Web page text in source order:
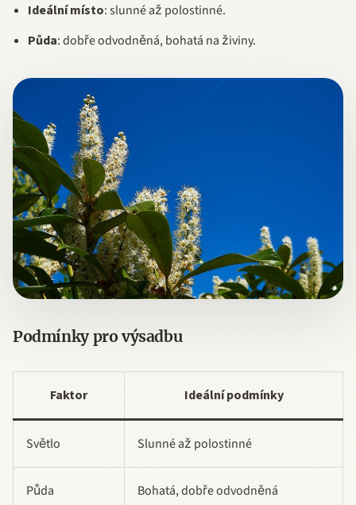
Ideální místo: slunné až polostinné.
Půda: dobře odvodněná, bohatá na živiny.
Podmínky pro výsadbu
Faktor Ideální podmínky
Světlo Slunné až polostinné
Půda Bohatá, dobře odvodněná